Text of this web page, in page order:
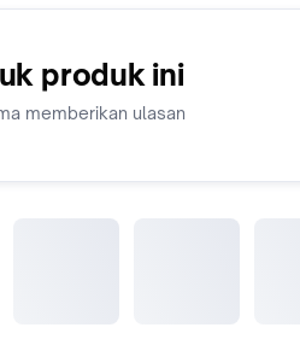
produk ini
memberikan ulasan